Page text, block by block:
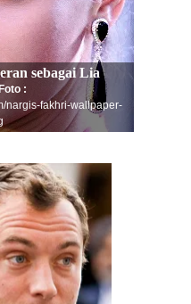
sebagaiLia
:
nargis-fakhri-wallpaper-